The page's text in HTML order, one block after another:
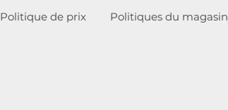
Politique de prix Politiques du magasin